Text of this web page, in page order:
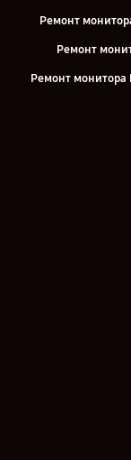
Ремонт
Ремонт
Ремонт монитора